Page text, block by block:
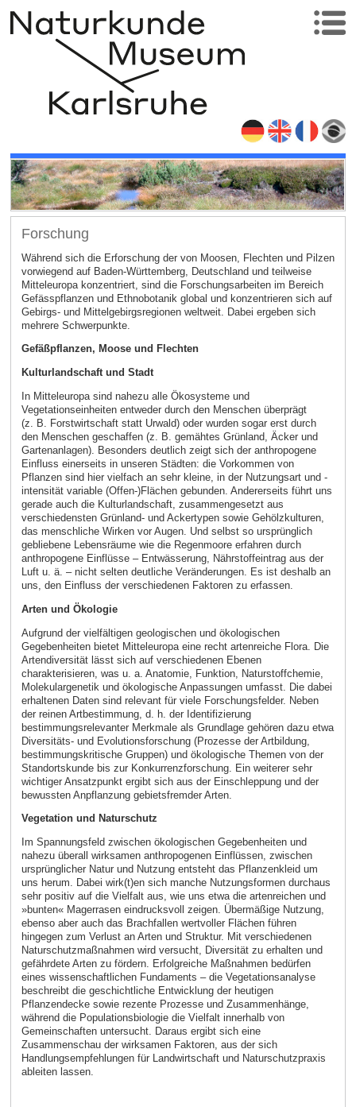
Forschung
Während sich die Erforschung der von Moosen, Flechten und Pilzen
vorwiegend auf Baden-Württemberg, Deutschland und teilweise
Mitteleuropa konzentriert, sind die Forschungsarbeiten im Bereich
Gefässpflanzen und Ethnobotanik global und konzentrieren sich auf
Gebirgs- und Mittelgebirgsregionen weltweit. Dabei ergeben sich
mehrere Schwerpunkte.
Gefäßpflanzen, Moose und Flechten
Kulturlandschaft und Stadt
In Mitteleuropa sind nahezu alle Ökosysteme und
Vegetationseinheiten entweder durch den Menschen überprägt
(z. B. Forstwirtschaft statt Urwald) oder wurden sogar erst durch
den Menschen geschaffen (z. B. gemähtes Grünland, Äcker und
Gartenanlagen). Besonders deutlich zeigt sich der anthropogene
Einfluss einerseits in unseren Städten: die Vorkommen von
Pflanzen sind hier vielfach an sehr kleine, in der Nutzungsart und -
intensität variable (Offen-)Flächen gebunden. Andererseits führt uns
gerade auch die Kulturlandschaft, zusammengesetzt aus
verschiedensten Grünland- und Ackertypen sowie Gehölzkulturen,
das menschliche Wirken vor Augen. Und selbst so ursprünglich
gebliebene Lebensräume wie die Regenmoore erfahren durch
anthropogene Einflüsse – Entwässerung, Nährstoffeintrag aus der
Luft u. ä. – nicht selten deutliche Veränderungen. Es ist deshalb an
uns, den Einfluss der verschiedenen Faktoren zu erfassen.
Arten und Ökologie
Aufgrund der vielfältigen geologischen und ökologischen
Gegebenheiten bietet Mitteleuropa eine recht artenreiche Flora. Die
Artendiversität lässt sich auf verschiedenen Ebenen
charakterisieren, was u. a. Anatomie, Funktion, Naturstoffchemie,
Molekulargenetik und ökologische Anpassungen umfasst. Die dabei
erhaltenen Daten sind relevant für viele Forschungsfelder. Neben
der reinen Artbestimmung, d. h. der Identifizierung
bestimmungsrelevanter Merkmale als Grundlage gehören dazu etwa
Diversitäts- und Evolutionsforschung (Prozesse der Artbildung,
bestimmungskritische Gruppen) und ökologische Themen von der
Standortskunde bis zur Konkurrenzforschung. Ein weiterer sehr
wichtiger Ansatzpunkt ergibt sich aus der Einschleppung und der
bewussten Anpflanzung gebietsfremder Arten.
Vegetation und Naturschutz
Im Spannungsfeld zwischen ökologischen Gegebenheiten und
nahezu überall wirksamen anthropogenen Einflüssen, zwischen
ursprünglicher Natur und Nutzung entsteht das Pflanzenkleid um
uns herum. Dabei wirk(t)en sich manche Nutzungsformen durchaus
sehr positiv auf die Vielfalt aus, wie uns etwa die artenreichen und
»bunten« Magerrasen eindrucksvoll zeigen. Übermäßige Nutzung,
ebenso aber auch das Brachfallen wertvoller Flächen führen
hingegen zum Verlust an Arten und Struktur. Mit verschiedenen
Naturschutzmaßnahmen wird versucht, Diversität zu erhalten und
gefährdete Arten zu fördern. Erfolgreiche Maßnahmen bedürfen
eines wissenschaftlichen Fundaments – die Vegetationsanalyse
beschreibt die geschichtliche Entwicklung der heutigen
Pflanzendecke sowie rezente Prozesse und Zusammenhänge,
während die Populationsbiologie die Vielfalt innerhalb von
Gemeinschaften untersucht. Daraus ergibt sich eine
Zusammenschau der wirksamen Faktoren, aus der sich
Handlungsempfehlungen für Landwirtschaft und Naturschutzpraxis
ableiten lassen.